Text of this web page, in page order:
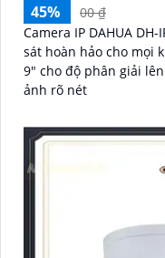
45%
00 ₫
Camera IP DAHUA
sát hoàn hảo cho mọi
9" cho độ phân giải
ảnh rõ nét